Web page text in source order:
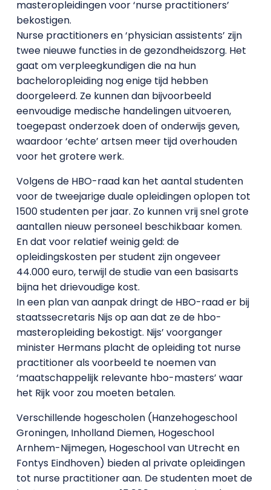
masteropleidingen voor ‘nurse practitioners’
bekostigen.
Nurse practitioners en ‘physician assistents’ zijn
twee nieuwe functies in de gezondheidszorg. Het
gaat om verpleegkundigen die na hun
bacheloropleiding nog enige tijd hebben
doorgeleerd. Ze kunnen dan bijvoorbeeld
eenvoudige medische handelingen uitvoeren,
toegepast onderzoek doen of onderwijs geven,
waardoor ‘echte’ artsen meer tijd overhouden
voor het grotere werk.
Volgens de HBO-raad kan het aantal studenten
voor de tweejarige duale opleidingen oplopen tot
1500 studenten per jaar. Zo kunnen vrij snel grote
aantallen nieuw personeel beschikbaar komen.
En dat voor relatief weinig geld: de
opleidingskosten per student zijn ongeveer
44.000 euro, terwijl de studie van een basisarts
bijna het drievoudige kost.
In een plan van aanpak dringt de HBO-raad er bij
staatssecretaris Nijs op aan dat ze de hbo-
masteropleiding bekostigt. Nijs’ voorganger
minister Hermans placht de opleiding tot nurse
practitioner als voorbeeld te noemen van
‘maatschappelijk relevante hbo-masters’ waar
het Rijk voor zou moeten betalen.
Verschillende hogescholen (Hanzehogeschool
Groningen, Inholland Diemen, Hogeschool
Arnhem-Nijmegen, Hogeschool van Utrecht en
Fontys Eindhoven) bieden al private opleidingen
tot nurse practitioner aan. De studenten moet de